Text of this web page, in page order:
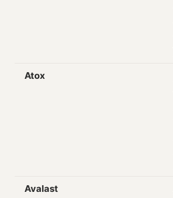
Atox
Avalast